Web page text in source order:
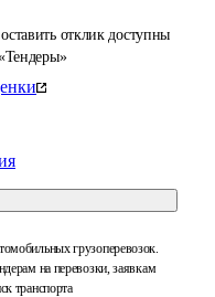
отклик доступны
грузоперевозок.
на перевозки, заявкам
транспорта